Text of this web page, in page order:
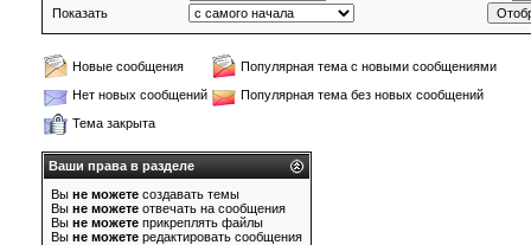
Показать
Новые сообщения
Популярная тема с новыми сообщениями
Нет новых сообщений
Популярная тема без новых сообщений
Тема закрыта
Ваши права в разделе
Вы не можете создавать темы
Вы не можете отвечать на сообщения
Вы не можете прикреплять файлы
Вы не можете редактировать сообщения